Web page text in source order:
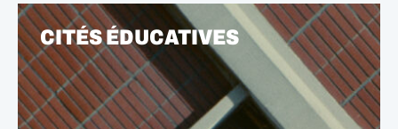
CITÉS ÉDUCATIVES